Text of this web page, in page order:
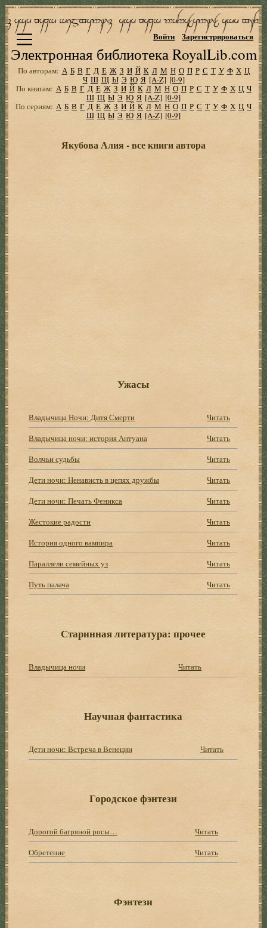
Электронная библиотека RoyalLib.com
Войти Зарегистрироваться
По авторам: А Б В Г Д Е Ж З И Й К Л М Н О П Р С Т У Ф Х Ц
Ч Ш Щ Ы Э Ю Я [A-Z] [0-9]
По книгам: А Б В Г Д Е Ж З И Й К Л М Н О П Р С Т У Ф Х Ц Ч
Ш Щ Ы Э Ю Я [A-Z] [0-9]
По сериям: А Б В Г Д Е Ж З И Й К Л М Н О П Р С Т У Ф Х Ц Ч
Ш Щ Ы Э Ю Я [A-Z] [0-9]
Якубова Алия - все книги автора
Ужасы
Владычица Ночи: Дитя Смерти
Читать
Владычица ночи: история Антуана
Читать
Волчьи судьбы
Читать
Дети ночи: Ненависть в цепях дружбы
Читать
Дети ночи: Печать Феникса
Читать
Жестокие радости
Читать
История одного вампира
Читать
Параллели семейных уз
Читать
Путь палача
Читать
Старинная литература: прочее
Владычица ночи Читать
Научная фантастика
Дети ночи: Встреча в Венеции Читать
Городское фэнтези
Дорогой багряной росы…
Читать
Обретение
Читать
Фэнтези